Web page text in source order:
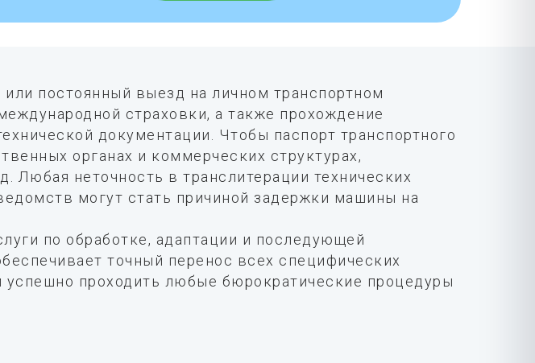
постоянный выезд на личном транспортном
страховки, а также прохождение
документации. Чтобы паспорт транспортного
органах и коммерческих структурах,
неточность в транслитерации технических
могут стать причиной задержки машины на
по обработке, адаптации и последующей
точный перенос всех специфических
проходить любые бюрократические процедуры